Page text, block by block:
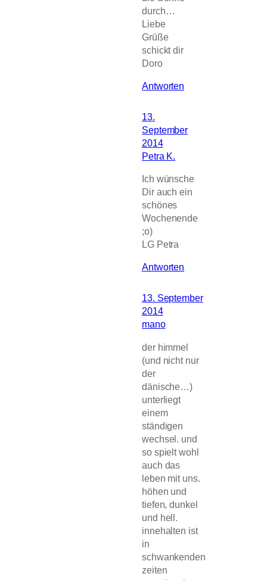
durch…
Liebe
Grüße
schickt dir
Doro
Antworten
13.
September
2014
Petra K.
Ich wünsche
Dir auch ein
schönes
Wochenende
;o)
LG Petra
Antworten
13. September
2014
mano
der himmel
(und nicht nur
der
dänische…)
unterliegt
einem
ständigen
wechsel. und
so spielt wohl
auch das
leben mit uns.
höhen und
tiefen, dunkel
und hell.
innehalten ist
in
schwankenden
zeiten